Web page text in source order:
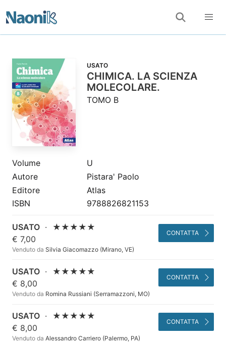
USATO
CHIMICA. LA SCIENZA
MOLECOLARE.
TOMO B
Volume
U
Autore
Pistara' Paolo
Editore
Atlas
ISBN
9788826821153
USATO ·
★★★★★
€ 7,00
Venduto da Silvia Giacomazzo (Mirano, VE)
CONTATTA
USATO ·
★★★★★
€ 8,00
Venduto da Romina Russiani (Serramazzoni, MO)
CONTATTA
USATO ·
★★★★★
€ 8,00
Venduto da Alessandro Carriero (Palermo, PA)
CONTATTA